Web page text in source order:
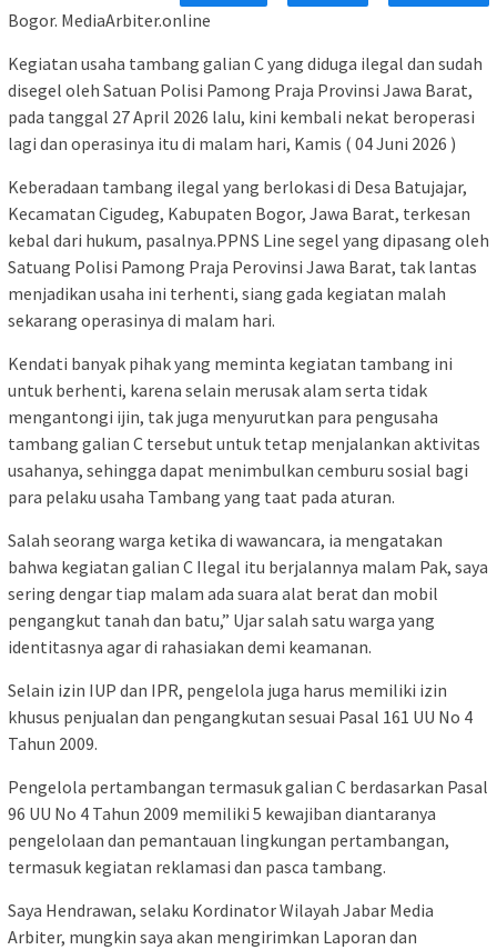
Bogor. MediaArbiter.online
Kegiatan usaha tambang galian C yang diduga ilegal dan sudah
disegel oleh Satuan Polisi Pamong Praja Provinsi Jawa Barat,
pada tanggal 27 April 2026 lalu, kini kembali nekat beroperasi
lagi dan operasinya itu di malam hari, Kamis ( 04 Juni 2026 )
Keberadaan tambang ilegal yang berlokasi di Desa Batujajar,
Kecamatan Cigudeg, Kabupaten Bogor, Jawa Barat, terkesan
kebal dari hukum, pasalnya.PPNS Line segel yang dipasang oleh
Satuang Polisi Pamong Praja Perovinsi Jawa Barat, tak lantas
menjadikan usaha ini terhenti, siang gada kegiatan malah
sekarang operasinya di malam hari.
Kendati banyak pihak yang meminta kegiatan tambang ini
untuk berhenti, karena selain merusak alam serta tidak
mengantongi ijin, tak juga menyurutkan para pengusaha
tambang galian C tersebut untuk tetap menjalankan aktivitas
usahanya, sehingga dapat menimbulkan cemburu sosial bagi
para pelaku usaha Tambang yang taat pada aturan.
Salah seorang warga ketika di wawancara, ia mengatakan
bahwa kegiatan galian C Ilegal itu berjalannya malam Pak, saya
sering dengar tiap malam ada suara alat berat dan mobil
pengangkut tanah dan batu,” Ujar salah satu warga yang
identitasnya agar di rahasiakan demi keamanan.
Selain izin IUP dan IPR, pengelola juga harus memiliki izin
khusus penjualan dan pengangkutan sesuai Pasal 161 UU No 4
Tahun 2009.
Pengelola pertambangan termasuk galian C berdasarkan Pasal
96 UU No 4 Tahun 2009 memiliki 5 kewajiban diantaranya
pengelolaan dan pemantauan lingkungan pertambangan,
termasuk kegiatan reklamasi dan pasca tambang.
Saya Hendrawan, selaku Kordinator Wilayah Jabar Media
Arbiter, mungkin saya akan mengirimkan Laporan dan